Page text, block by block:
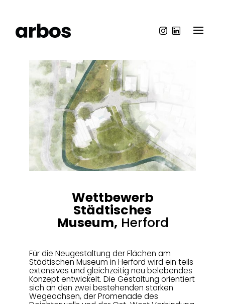
Wettbewerb
Städtisches
Museum, Herford
Für die Neugestaltung der Flächen am
Städtischen Museum in Herford wird ein teils
extensives und gleichzeitig neu belebendes
Konzept entwickelt. Die Gestaltung orientiert
sich an den zwei bestehenden starken
Wegeachsen, der Promenade des